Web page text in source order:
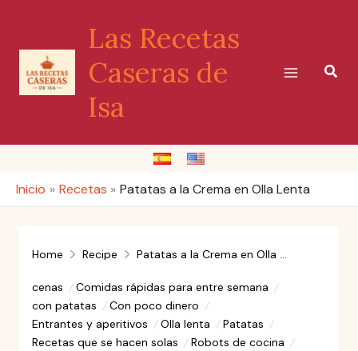
contenido
Las Recetas
Caseras de
Isa
Inicio Recetas Patatas a la Crema en Olla Lenta
Home Recipe Patatas a la Crema en Olla Lenta
cenas
Comidas rápidas para entre semana
con patatas
Con poco dinero
Entrantes y aperitivos
Olla lenta
Patatas
Recetas que se hacen solas
Robots de cocina